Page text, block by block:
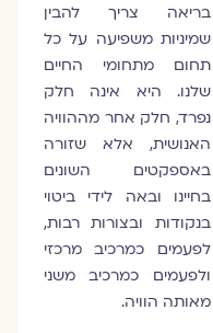
בריאה צריך להבין
שמיניות משפיעה על כל
תחום מתחומי החיים
שלנו. היא אינה חלק
נפרד, חלק אחר מההוויה
האנושית, אלא שזורה
באספקטים השונים
בחיינו ובאה לידי ביטוי
בנקודות ובצורות רבות,
לפעמים כמרכיב מרכזי
ולפעמים כמרכיב משני
מאותה הוויה.